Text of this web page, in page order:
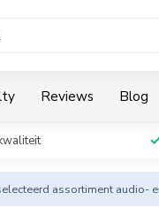
Reviews Blog
assortiment audio-